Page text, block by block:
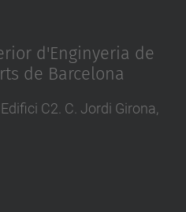
d'Enginyeria de
de Barcelona
C2. C. Jordi Girona,